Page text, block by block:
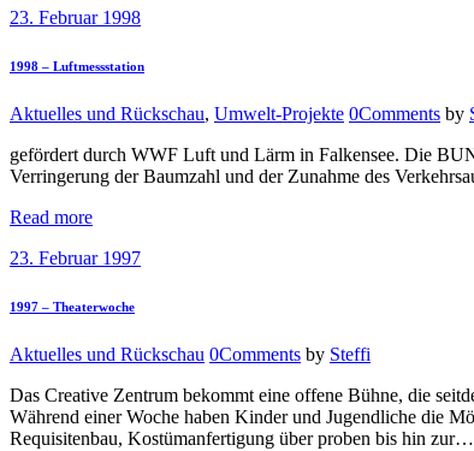
23. Februar 1998
1998 – Luftmessstation
Aktuelles und Rückschau, Umwelt-Projekte 0Comments by
gefördert durch WWF Luft und Lärm in Falkensee. Die
Verringerung der Baumzahl und der Zunahme des
Read more
23. Februar 1997
1997 – Theaterwoche
Aktuelles und Rückschau 0Comments by Steffi
Das Creative Zentrum bekommt eine offene Bühne, die
Während einer Woche haben Kinder und Jugendliche die
Requisitenbau, Kostümanfertigung über proben bis hin zur…